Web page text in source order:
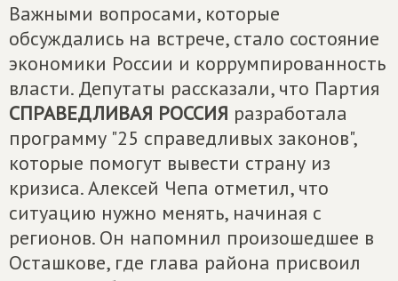
Важными вопросами, которые
обсуждались на встрече, стало состояние
экономики России и коррумпированность
власти. Депутаты рассказали, что Партия
СПРАВЕДЛИВАЯ РОССИЯ разработала
программу "25 справедливых законов",
которые помогут вывести страну из
кризиса. Алексей Чепа отметил, что
ситуацию нужно менять, начиная с
регионов. Он напомнил произошедшее в
Осташкове, где глава района присвоил